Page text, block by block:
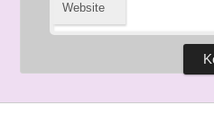
Website